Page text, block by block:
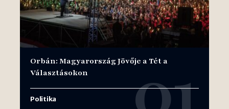
Orbán: Magyarország Jövője a Tét a
Választásokon
Politika